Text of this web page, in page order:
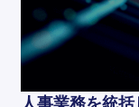
人事業務を統